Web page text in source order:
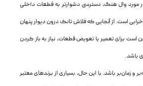
مورد وال هنگ، دسترسی دشوارتر به قطعات داخلی
است. از آنجایی که فلاش تانک درون دیوار پنهان
برای تعمیر یا تعویض قطعات، نیاز به باز کردن
باشد.
و زمان‌بر باشد. با این حال، بسیاری از برندهای معتبر